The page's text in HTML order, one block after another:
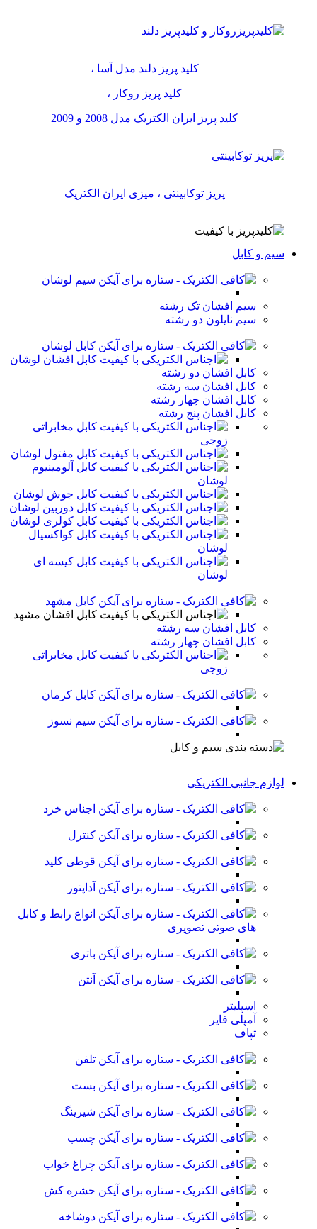
کلید پریز دلند مدل آسا ،
کلید پریز روکار ،
کلید پریز ایران الکتریک مدل 2008 و 2009
پریز توکابینتی ، میزی ایران الکتریک
سیم و کابل
سیم لوشان
سیم افشان تک رشته
سیم نایلون دو رشته
کابل لوشان
کابل افشان لوشان
کابل افشان دو رشته
کابل افشان سه رشته
کابل افشان چهار رشته
کابل افشان پنج رشته
کابل مخابراتی
زوجی
کابل مفتول لوشان
کابل آلومینیوم
لوشان
کابل جوش لوشان
کابل دوربین لوشان
کابل کولری لوشان
کابل کواکسیال
لوشان
کابل کیسه ای
لوشان
کابل مشهد
کابل افشان مشهد
کابل افشان سه رشته
کابل افشان چهار رشته
کابل مخابراتی
زوجی
کابل کرمان
سیم نسوز
لوازم جانبی الکتریکی
اجناس خرد
کنترل
قوطی کلید
آداپتور
انواع رابط و کابل
های صوتی تصویری
باتری
آنتن
اسپلیتر
آمپلی فایر
تپاف
تلفن
بست
شیرینگ
چسب
چراغ خواب
حشره کش
دوشاخه